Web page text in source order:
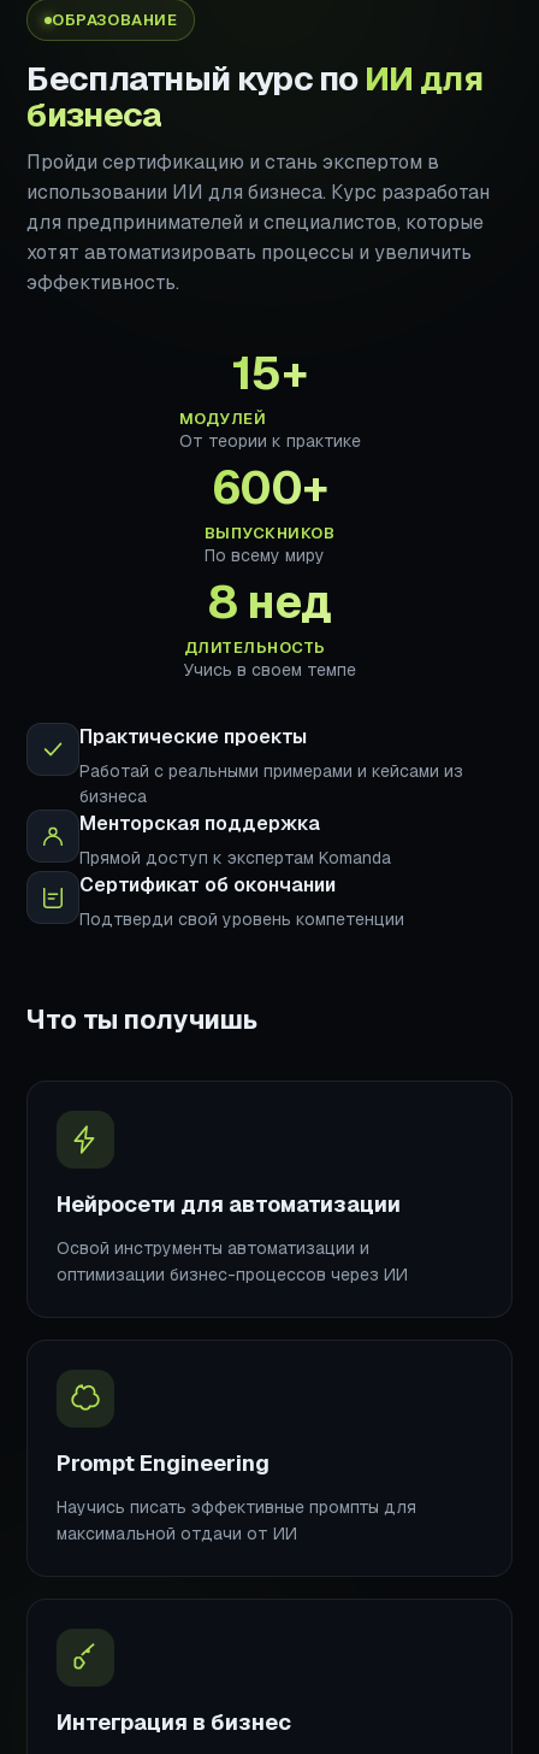
ОБРАЗОВАНИЕ
Бесплатный курс поИИ для
бизнеса
Пройди сертификацию и стань экспертом в
использовании ИИ для бизнеса. Курс разработан
для предпринимателей и специалистов, которые
хотят автоматизировать процессы и увеличить
эффективность.
15+
МОДУЛЕЙ
От теории к практике
600+
ВЫПУСКНИКОВ
По всему миру
8 нед
ДЛИТЕЛЬНОСТЬ
Учись в своем темпе
Практические проекты
Работай с реальными примерами и кейсами из
бизнеса
Менторская поддержка
Прямой доступ к экспертам Komanda
Сертификат об окончании
Подтверди свой уровень компетенции
Что ты получишь
Нейросети для автоматизации
Освой инструменты автоматизации и
оптимизации бизнес-процессов через ИИ
Prompt Engineering
Научись писать эффективные промпты для
максимальной отдачи от ИИ
Интеграция в бизнес